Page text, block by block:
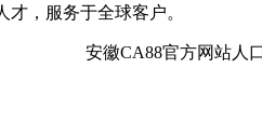
，服务于全球客户。
安徽CA88官方网站人